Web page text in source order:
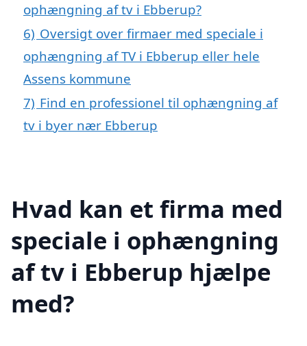
ophængning af tv i Ebberup?
6) Oversigt over firmaer med speciale i
ophængning af TV i Ebberup eller hele
Assens kommune
7) Find en professionel til ophængning af
tv i byer nær Ebberup
Hvad kan et firma med
speciale i ophængning
af tv i Ebberup hjælpe
med?